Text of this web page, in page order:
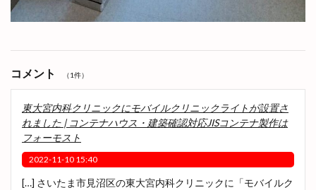
コメント （1件）
東大宮内科クリニックにモバイルクリニックライトが設置さ
れました | コンテナハウス・建築確認対応JISコンテナ製作は
フォーモスト
2022-11-10 15:40
[…] さいたま市見沼区の東大宮内科クリニックに「モバイルク